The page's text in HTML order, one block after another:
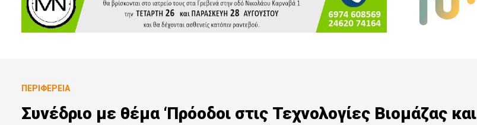
ΠΕΡΙΦΈΡΕΙΑ
Συνέδριο με θέμα ‘Πρόοδοι στις Τεχνολογίες Βιομάζας και